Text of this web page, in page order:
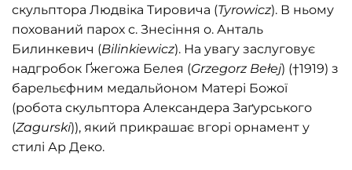
скульптора Людвіка Тировича (Tyrowicz). В ньому
похований парох с. Знесіння о. Анталь
Билинкевич (Bilinkiewicz). На увагу заслуговує
надгробок Ґжегожа Белея (Grzegorz Bełej) (†1919) з
барельєфним медальйоном Матері Божої
(робота скульптора Александера Заґурського
(Zagurski)), який прикрашає вгорі орнамент у
стилі Ар Деко.